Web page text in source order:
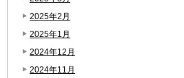
2025年2月
2025年1月
2024年12月
2024年11月